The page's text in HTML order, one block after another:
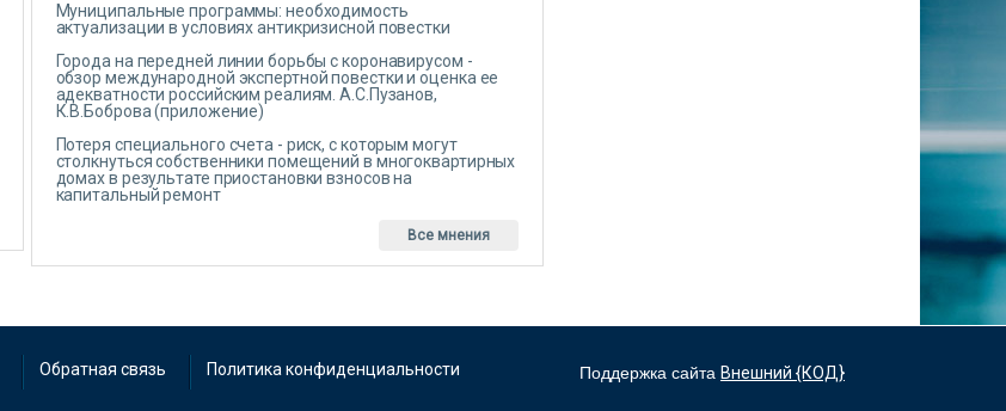
Муниципальные программы: необходимость
актуализации в условиях антикризисной повестки
Города на передней линии борьбы с коронавирусом -
обзор международной экспертной повестки и оценка ее
адекватности российским реалиям. А.С.Пузанов,
К.В.Боброва (приложение)
Потеря специального счета - риск, с которым могут
столкнуться собственники помещений в многоквартирных
домах в результате приостановки взносов на
капитальный ремонт
Все мнения
Обратная связь Политика конфиденциальности Поддержка сайта Внешний {КОД}